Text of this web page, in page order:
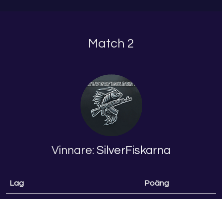
Match 2
Vinnare: SilverFiskarna
Lag Poäng